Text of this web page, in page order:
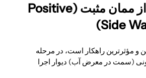
۳.۱. آب بندی از ممان مثبت (Positive
Side
و مؤثرترین راهکار است، در مرحله
(سمت در معرض آب) دیوار اجرا